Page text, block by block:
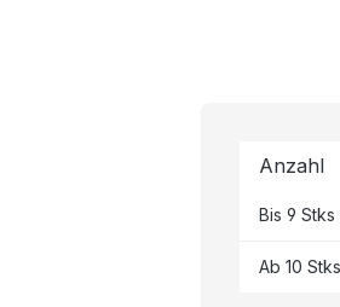
Anzahl
Bis 9 Stks
Ab 10 Stks